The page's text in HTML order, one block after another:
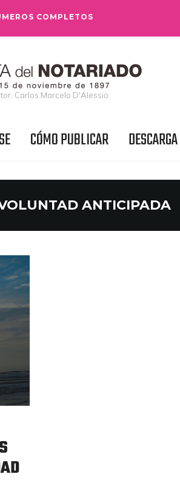
COMPLETOS
Carlos Marcelo D'Alessio
CÓMO PUBLICAR
ANTICIPADA